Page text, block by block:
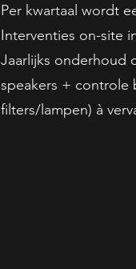
Per kwartaal wordt
Interventies on-site
Jaarlijks onderhoud
speakers + controle
filters/lampen) à